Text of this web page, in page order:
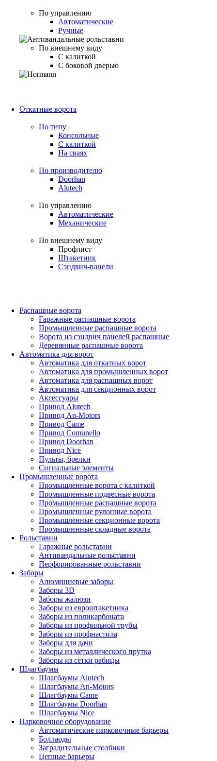
По управлению
Автоматические
Ручные
По внешнему виду
С калиткой
С боковой дверью
Откатные ворота
По типу
Консольные
С калиткой
На сваях
По производителю
Doorhan
Alutech
По управлению
Автоматические
Механические
По внешнему виду
Профлист
Штакетник
Сэндвич-панели
Распашные ворота
Гаражные распашные ворота
Промышленные распашные ворота
Ворота из сэндвич панелей распашные
Деревянные распашные ворота
Автоматика для ворот
Автоматика для откатных ворот
Автоматика для промышленных ворот
Автоматика для распашных ворот
Автоматика для секционных ворот
Аксессуары
Привод Alutech
Привод An-Motors
Привод Came
Привод Comunello
Привод Doorhan
Привод Nice
Пульты, брелки
Сигнальные элементы
Промышленные ворота
Промышленные ворота с калиткой
Промышленные подвесные ворота
Промышленные распашные ворота
Промышленные рулонные ворота
Промышленные секционные ворота
Промышленные складные ворота
Рольставни
Гаражные рольставни
Антивандальные рольставни
Перфорированные рольставни
Заборы
Алюминиевые заборы
Заборы 3D
Заборы жалюзи
Заборы из евроштакетника
Заборы из поликарбоната
Заборы из профильной трубы
Заборы из профнастила
Заборы для дачи
Заборы из металлического прутка
Заборы из сетки рабицы
Шлагбаумы
Шлагбаумы Alutech
Шлагбаумы An-Motors
Шлагбаумы Came
Шлагбаумы Doorhan
Шлагбаумы Nice
Парковочное оборудование
Автоматические парковочные барьеры
Болларды
Заградительные столбики
Цепные барьеры